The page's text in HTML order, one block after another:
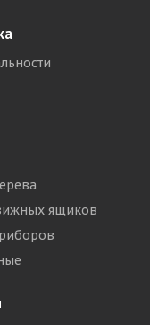
ящиков